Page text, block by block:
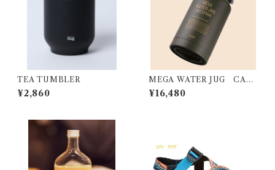
TEA TUMBLER
¥2,860
MEGA WATER JUG CARG
O
¥16,480